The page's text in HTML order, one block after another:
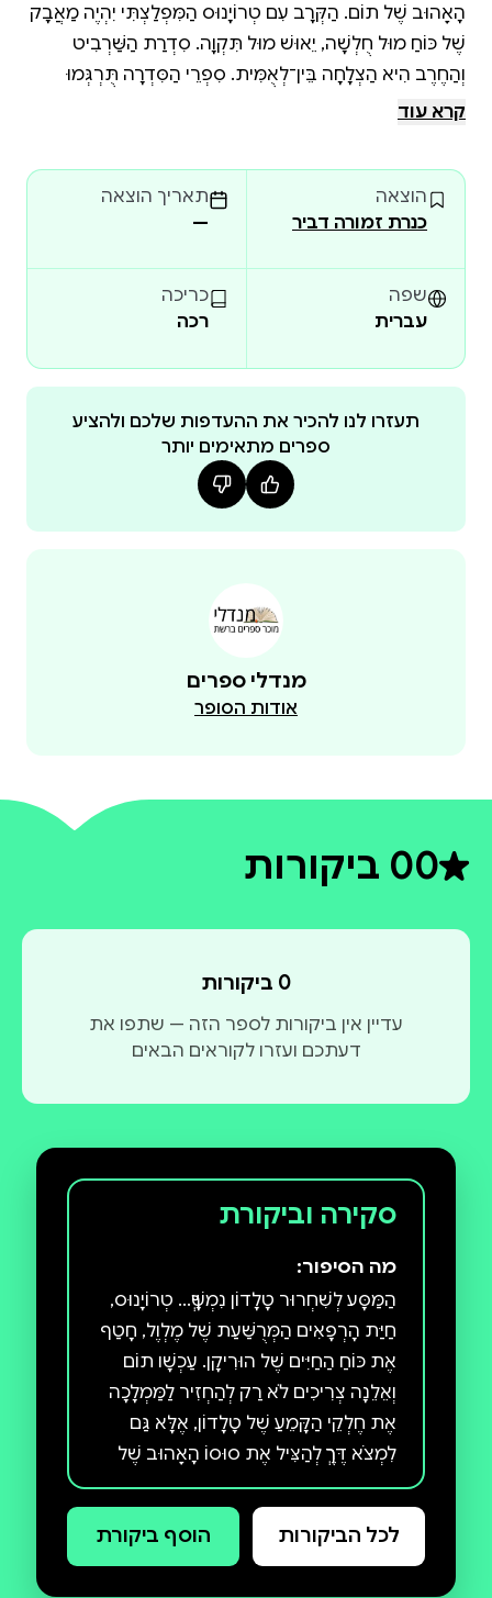
הָאָהוּב שֶׁל תוֹם. הַקְּרָב עִם טְרוֹיָנוּס הַמִּפְלַצְתִּי יִהְיֶה מַאֲבָק
שֶׁל כּוֹחַ מוּל חֻלְשָׁה, יֵאוּשׁ מוּל תִּקְוָה. סִדְרַת הַשַּׁרְבִיט
וְהַחֶרֶב הִיא הַצְלָחָה בֵּין־לְאֻמִּית. סִפְרֵי הַסִּדְרָה תֻּרְגְּמוּ
לְ־24 שָׂפוֹת וְזָכוּ לְמִילְיוֹנֵי קוֹרְאִים. הַסְּפָרִים מַזְמִינִים אֶת
דַּפֵּיהֶם יִפְגְּשׁוּ יְצוּרִים אַגָּדִיִּים, מְכַשְּׁפִים וְאַבִּירִים, וְיַכִּירוּ אֶת
כּוֹחָם שֶׁל אֹמֶץ לֵב וְשֶׁל חֲבֵרוּת. הצצה לספר
קרא עוד
הוצאה
כנרת זמורה דביר
תאריך הוצאה
—
שפה
עברית
כריכה
רכה
תעזרו לנו להכיר את ההעדפות שלכם ולהציע
ספרים מתאימים יותר
מנדלי ספרים
אודות הסופר
0דירוג ממוצע 0 מתוך 5
0 ביקורות
0 ביקורות
עדיין אין ביקורות לספר הזה — שתפו את
דעתכם ועזרו לקוראים הבאים
סקירה וביקורת
מה הסיפור:
הַמַּסָּע לְשִׁחְרוּר טָלָדוֹן נִמְשָׁךְ... טְרוֹיָנוּס,
חַיַּת הָרְפָאִים הַמְּרֻשַּׁעַת שֶׁל מֶלְוֶל, חָטַף
אֶת כּוֹחַ הַחַיִּים שֶׁל הוּרִיקָן. עַכְשָׁו תוֹם
וְאֵלֵנָה צְרִיכִים לֹא רַק לְהַחְזִיר לַמַּמְלָכָה
אֶת חֶלְקֵי הַקָּמֵעַ שֶׁל טָלָדוֹן, אֶלָּא גַּם
לִמְצֹא דֶּרֶךְ לְהַצִּיל אֶת סוּסוֹ הָאָהוּב שֶׁל
תוֹם. הַקְּרָב עִם טְרוֹיָנוּס הַמִּפְלַצְתִּי יִהְיֶה
מַאֲבָק שֶׁל כּוֹחַ מוּל חֻלְשָׁה, יֵאוּשׁ מוּל
תִּקְוָה. סִדְרַת הַשַּׁרְבִיט וְהַחֶרֶב הִיא
לכל הביקורות הוסף ביקורת